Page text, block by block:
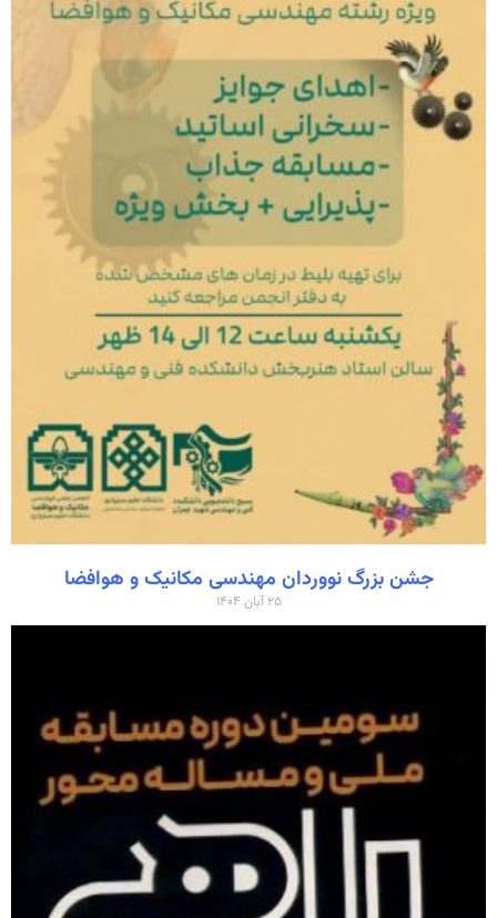
جشن بزرگ نووردان مهندسی مکانیک و هوافضا
۲۵ آبان ۱۴۰۴